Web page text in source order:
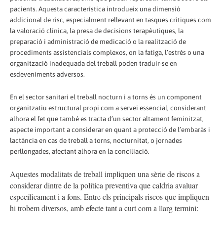
pacients. Aquesta característica introdueix una dimensió
addicional de risc, especialment rellevant en tasques crítiques com
la valoració clínica, la presa de decisions terapèutiques, la
preparació i administració de medicació o la realització de
procediments assistencials complexos, on la fatiga, l’estrès o una
organització inadequada del treball poden traduir-se en
esdeveniments adversos.
En el sector sanitari el treball nocturn i a torns és un component
organitzatiu estructural propi com a servei essencial, considerant
alhora el fet que també es tracta d’un sector altament feminitzat,
aspecte important a considerar en quant a protecció de l’embaràs i
lactància en cas de treball a torns, nocturnitat, o jornades
perllongades, afectant alhora en la conciliació.
Aquestes modalitats de treball impliquen una sèrie de riscos a
considerar dintre de la política preventiva que caldria avaluar
específicament i a fons. Entre els principals riscos que impliquen
hi trobem diversos, amb efecte tant a curt com a llarg termini: